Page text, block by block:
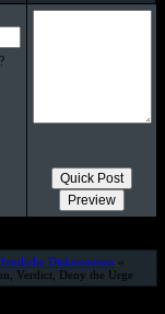
Diskussionen »
Verdict, Deny the Urge